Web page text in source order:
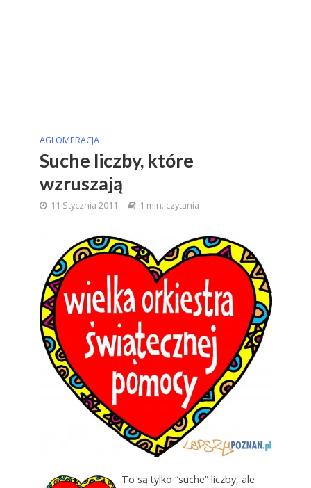
AGLOMERACJA
Suche liczby, które
wzruszają
11 Stycznia 2011 1 min. czytania
To są tylko “suche” liczby, ale